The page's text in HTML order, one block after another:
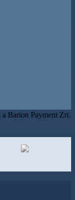
a Barion Payment Zrt.